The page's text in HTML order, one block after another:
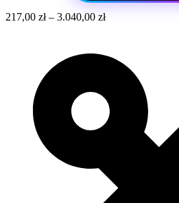
217,00 zł– 3.040,00 zł